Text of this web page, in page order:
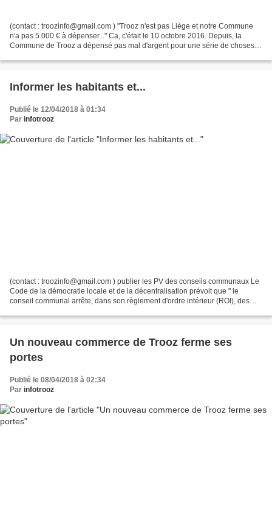
(contact : troozinfo@gmail.com ) "Trooz n'est pas Liège et notre Commune
n'a pas 5.000 € à dépenser..." Ca, c'était le 10 octobre 2016. Depuis, la
Commune de Trooz a dépensé pas mal d'argent pour une série de choses
Informer les habitants et...
Publié le 12/04/2018 à 01:34
Par infotrooz
(contact : troozinfo@gmail.com ) publier les PV des conseils communaux Le
Code de la démocratie locale et de la décentralisation prévoit que " le
conseil communal arrête, dans son règlement d'ordre intérieur (ROI), des
Un nouveau commerce de Trooz ferme ses
portes
Publié le 08/04/2018 à 02:34
Par infotrooz